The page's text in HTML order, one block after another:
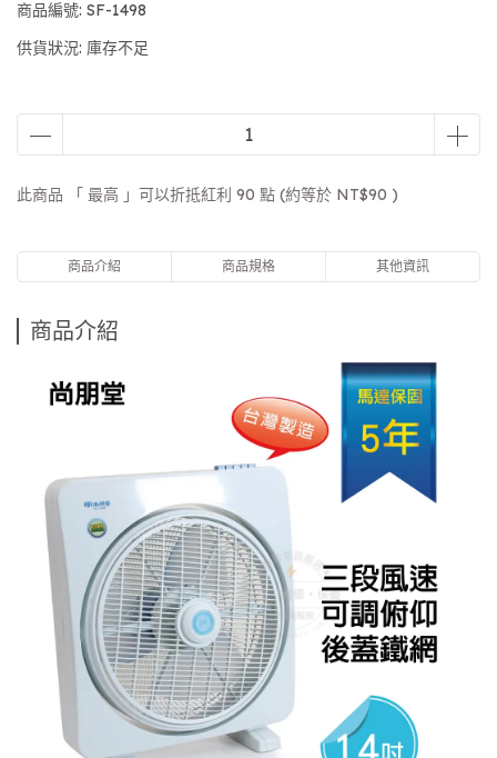
商品編號: SF-1498
供貨狀況: 庫存不足
此商品 「 最高 」可以折抵紅利 90 點 (約等於 NT$90 )
商品介紹 商品規格 其他資訊
商品介紹